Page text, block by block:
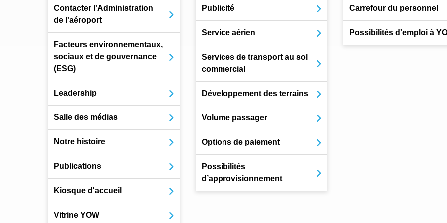
Contacter l'Administration
de l'aéroport
Facteurs environnementaux,
sociaux et de gouvernance
(ESG)
Leadership
Salle des médias
Notre histoire
Publications
Kiosque d'accueil
Vitrine YOW
Publicité
Service aérien
Services de transport au sol
commercial
Développement des terrains
Volume passager
Options de paiement
Possibilités
d’approvisionnement
Carrefour du personnel
Possibilités d'emploi à